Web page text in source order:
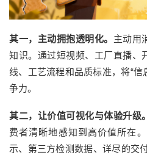
其一，主动拥抱透明化。 主动用
知识。通过短视频、工厂直播、
线、工艺流程和品质标准，将“信
争力。
其二，让价值可视化与体验升级。
费者清晰地感知到高价值所在
示、第三方检测数据、详尽的交